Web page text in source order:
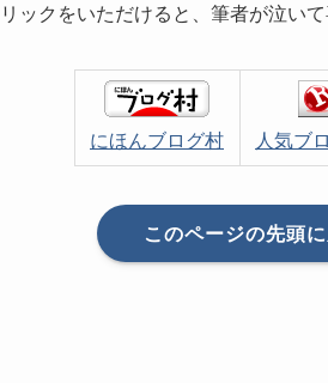
リックをいただけると、筆者が泣いて
にほんブログ村 人気ブ
このページの先頭